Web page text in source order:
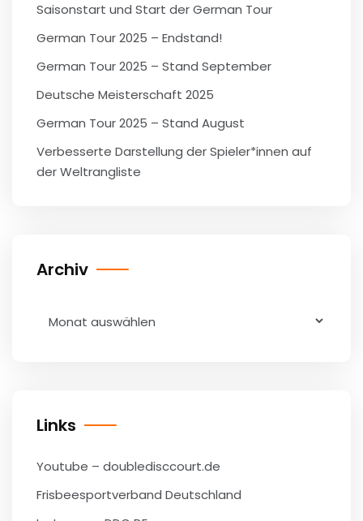
Saisonstart und Start der German Tour
German Tour 2025 – Endstand!
German Tour 2025 – Stand September
Deutsche Meisterschaft 2025
German Tour 2025 – Stand August
Verbesserte Darstellung der Spieler*innen auf
der Weltrangliste
ArchivArchiv
Links
Youtube – doubledisccourt.de
Frisbeesportverband Deutschland